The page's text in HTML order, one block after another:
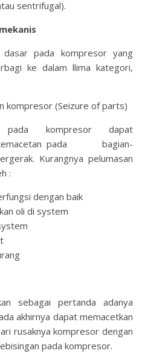
sentrifugal).
dasar pada kompresor yang
ke dalam llima kategori,
kompresor (Seizure of parts)
pada kompresor dapat
kemacetan pada bagian-
Kurangnya pelumasan
:
dengan baik
oli di system
sebagai pertanda adanya
akhirnya dapat memacetkan
rusaknya kompresor dengan
pada kompresor.